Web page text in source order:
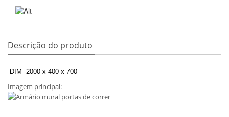
Descrição do produto
DIM -2000 x 400 x 700
Imagem principal: